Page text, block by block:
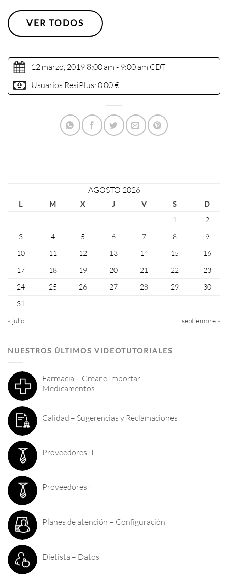
VER TODOS
12 marzo, 2019 8:00 am - 9:00 am CDT
Usuarios ResiPlus: 0.00 €
AGOSTO 2026
L M X J V S
D
1
2
3
4 5 6 7 8
9
10
11 12 13 14 15
16
17
18 19 20 21 22
23
24
25 26 27 28 29
30
31
« julio
septiembre »
NUESTROS ÚLTIMOS VIDEOTUTORIALES
Farmacia – Crear e Importar
Medicamentos
Calidad – Sugerencias y Reclamaciones
Proveedores II
Proveedores I
Planes de atención – Configuración
Dietista – Datos